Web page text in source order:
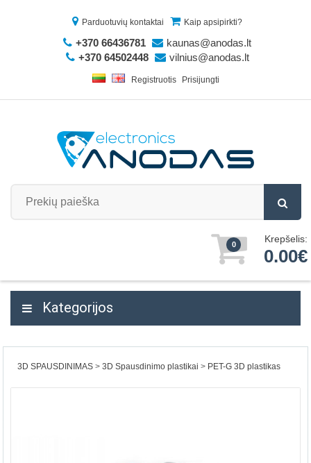
Parduotuvių kontaktai Kaip apsipirkti?
+370 66436781
kaunas@anodas.lt
+370 64502448
vilnius@anodas.lt
Registruotis Prisijungti
0 Krepšelis:
0.00€
Kategorijos
3D SPAUSDINIMAS 3D Spausdinimo plastikai PET-G 3D plastikas